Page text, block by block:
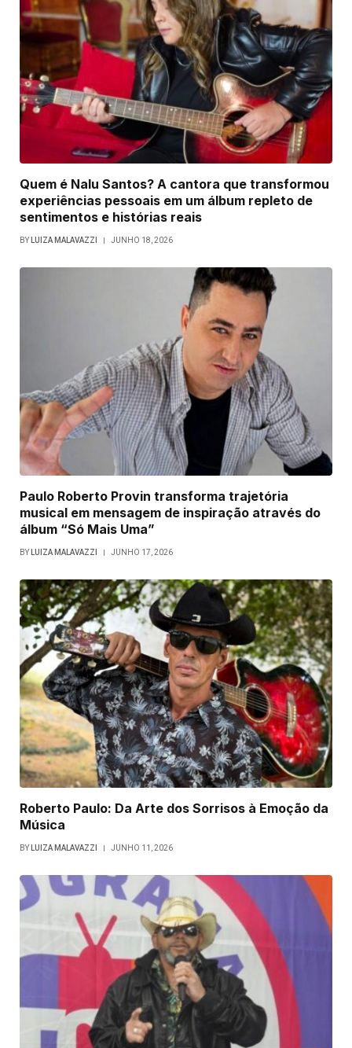
Quem é Nalu Santos? A cantora que transformou
experiências pessoais em um álbum repleto de
sentimentos e histórias reais
BY LUIZA MALAVAZZI JUNHO 18, 2026
Paulo Roberto Provin transforma trajetória
musical em mensagem de inspiração através do
álbum “Só Mais Uma”
BY LUIZA MALAVAZZI JUNHO 17, 2026
Roberto Paulo: Da Arte dos Sorrisos à Emoção da
Música
BY LUIZA MALAVAZZI JUNHO 11, 2026